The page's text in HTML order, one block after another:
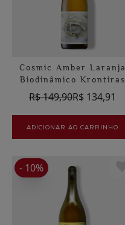
Cosmic Amber Laranja
Biodinâmico Krontiras
R$ 149,90R$ 134,91
ADICIONAR AO CARRINHO
- 10%